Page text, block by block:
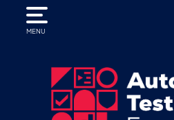
MENU